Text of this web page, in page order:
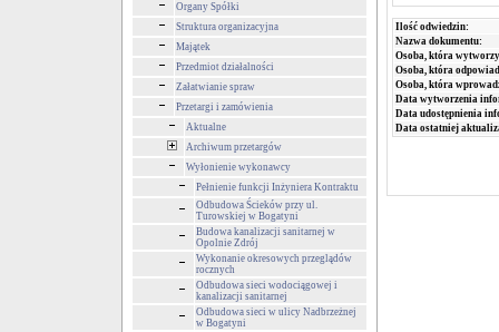
Organy Spółki
Struktura organizacyjna
Majątek
Przedmiot działalności
Załatwianie spraw
Przetargi i zamówienia
Aktualne
Archiwum przetargów
Wyłonienie wykonawcy
Pełnienie funkcji Inżyniera Kontraktu
Odbudowa Ścieków przy ul.
Turowskiej w Bogatyni
Budowa kanalizacji sanitarnej w
Opolnie Zdrój
Wykonanie okresowych przeglądów
rocznych
Odbudowa sieci wodociągowej i
kanalizacji sanitarnej
Odbudowa sieci w ulicy Nadbrzeżnej
w Bogatyni
Ilość odwiedzin:
Nazwa dokumentu:
Osoba, która
Osoba, która
Osoba, która
Data wytworzenia
Data udostępnienia
Data ostatniej